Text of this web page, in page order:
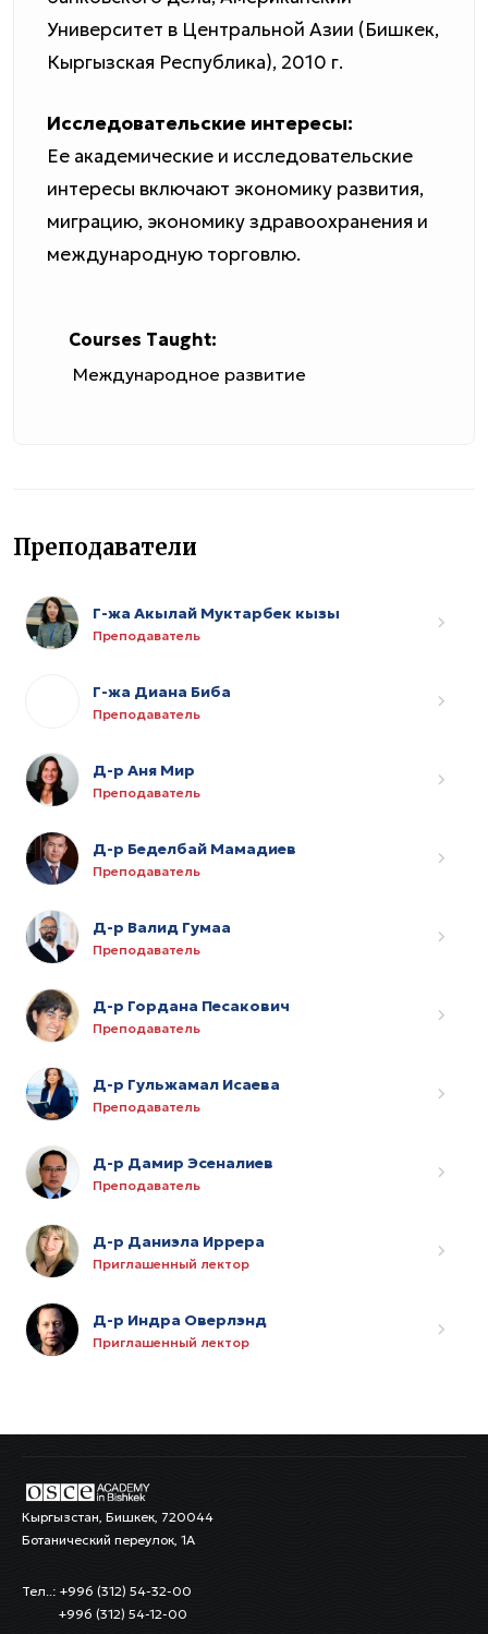
Университет в Центральной Азии (Бишкек,
Кыргызская Республика), 2010 г.
Исследовательские интересы:
Ее академические и исследовательские
интересы включают экономику развития,
миграцию, экономику здравоохранения и
международную торговлю.
Courses Taught:
Международное развитие
Преподаватели
Г-жа Акылай Муктарбек кызы
Преподаватель
Г-жа Диана Биба
Преподаватель
Д-р Аня Мир
Преподаватель
Д-р Беделбай Мамадиев
Преподаватель
Д-р Валид Гумаа
Преподаватель
Д-р Гордана Песакович
Преподаватель
Д-р Гульжамал Исаева
Преподаватель
Д-р Дамир Эсеналиев
Преподаватель
Д-р Даниэла Иррера
Приглашенный лектор
Д-р Индра Оверлэнд
Приглашенный лектор
Кыргызстан, Бишкек, 720044
Ботанический переулок, 1А
Тел..: +996 (312) 54-32-00
+996 (312) 54-12-00